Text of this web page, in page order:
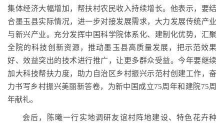
集体经济大幅增加，帮扶村农民收入持续增长。他表示，要结
合墨玉县实际情况，进一步对接发展需求，大力发展传统产业
与新兴产业。充分发挥中国科学院体系化、建制化优势，汇聚
全院的科技创新资源，推动墨玉县高质量发展，把示范效果
好、效益突出的技术进行推广，让更多群众受益。今年要继续
加大科技帮扶力度，助力自治区乡村振兴示范村创建工作，奋
力书写乡村振兴美丽新答卷，为新中国成立75周年和建院75周
年献礼。
会后，陈曦一行实地调研友谊村阵地建设、特色花卉种